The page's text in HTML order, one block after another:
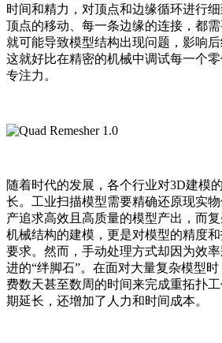
时间和精力，对顶点和边缘循环进行细
顶点的移动、每一条边缘的连接，都
就可能导致模型结构出现问题，影响
这就好比在精密的机械中调试每一个零件
专注力。
随着时代的发展，各个行业对3D建
长。工业扫描模型需要精确还原现实物
产追求高效且高质量的模型产出，而
机械结构的建模，更是对模型的精度
要求。然而，手动处理方式却因为
进的“绊脚石”。在面对大量复杂模型时
费数天甚至数周的时间来完成重拓扑工作
期延长，还增加了人力和时间成本。